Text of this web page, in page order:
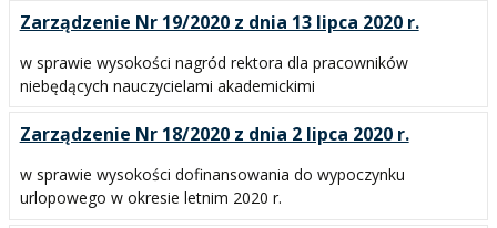
Zarządzenie Nr 19/2020 z dnia 13 lipca 2020 r.
w sprawie wysokości nagród rektora dla pracowników
niebędących nauczycielami akademickimi
Zarządzenie Nr 18/2020 z dnia 2 lipca 2020 r.
w sprawie wysokości dofinansowania do wypoczynku
urlopowego w okresie letnim 2020 r.